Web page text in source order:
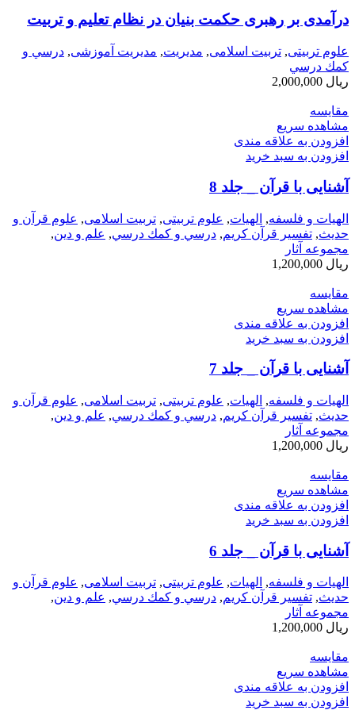
درآمدی بر رهبری حکمت بنیان در نظام تعلیم و تربیت
علوم تربیتی, تربیت اسلامی, مديريت, مدیریت آموزشی, درسي و
كمك درسي
ریال
مقایسه
مشاهده سریع
افزودن به علاقه مندی
افزودن به سبد خرید
آشنايی‌ با قرآن‌ _ جلد 8
الهیات و فلسفه, الهيات, علوم تربیتی, تربیت اسلامی, علوم قرآن و
حدیث, تفسیر قرآن کریم, درسي و كمك درسي, علم و دین,
مجموعه آثار
ریال
مقایسه
مشاهده سریع
افزودن به علاقه مندی
افزودن به سبد خرید
آشنايی‌ با قرآن‌ _ جلد 7
الهیات و فلسفه, الهيات, علوم تربیتی, تربیت اسلامی, علوم قرآن و
حدیث, تفسیر قرآن کریم, درسي و كمك درسي, علم و دین,
مجموعه آثار
ریال
مقایسه
مشاهده سریع
افزودن به علاقه مندی
افزودن به سبد خرید
آشنايی‌ با قرآن‌ _ جلد 6
الهیات و فلسفه, الهيات, علوم تربیتی, تربیت اسلامی, علوم قرآن و
حدیث, تفسیر قرآن کریم, درسي و كمك درسي, علم و دین,
مجموعه آثار
ریال
مقایسه
مشاهده سریع
افزودن به علاقه مندی
افزودن به سبد خرید